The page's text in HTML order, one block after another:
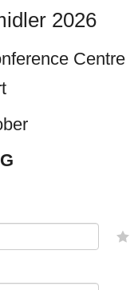
2026
Centre